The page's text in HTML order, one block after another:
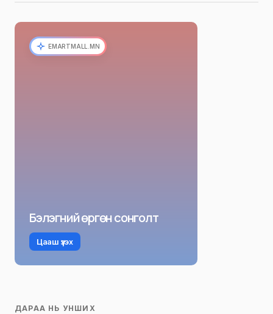
EMARTMALL.MN
Бэлэгний өргөн сонголт
Цааш үзэх
ДАРАА НЬ УНШИХ